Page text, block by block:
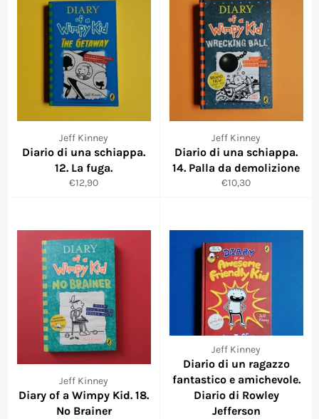
Jeff Kinney
Diario di una schiappa.
12. La fuga.
Prezzo
€12,90
Jeff Kinney
Diario di una schiappa.
14. Palla da demolizione
Prezzo
€10,30
Jeff Kinney
Diary of a Wimpy Kid. 18.
No Brainer
Jeff Kinney
Diario di un ragazzo
fantastico e amichevole.
Diario di Rowley
Jefferson